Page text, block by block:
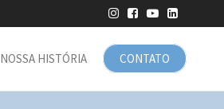
CONTATO
NOSSA HISTÓRIA